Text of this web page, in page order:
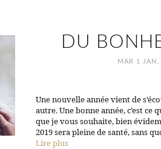
DU
MAR 1 JAN,
Une nouvelle année vient de
autre. Une bonne année, c’est ce
que je vous souhaite, bien
2019 sera pleine de santé, sans
Lire plus